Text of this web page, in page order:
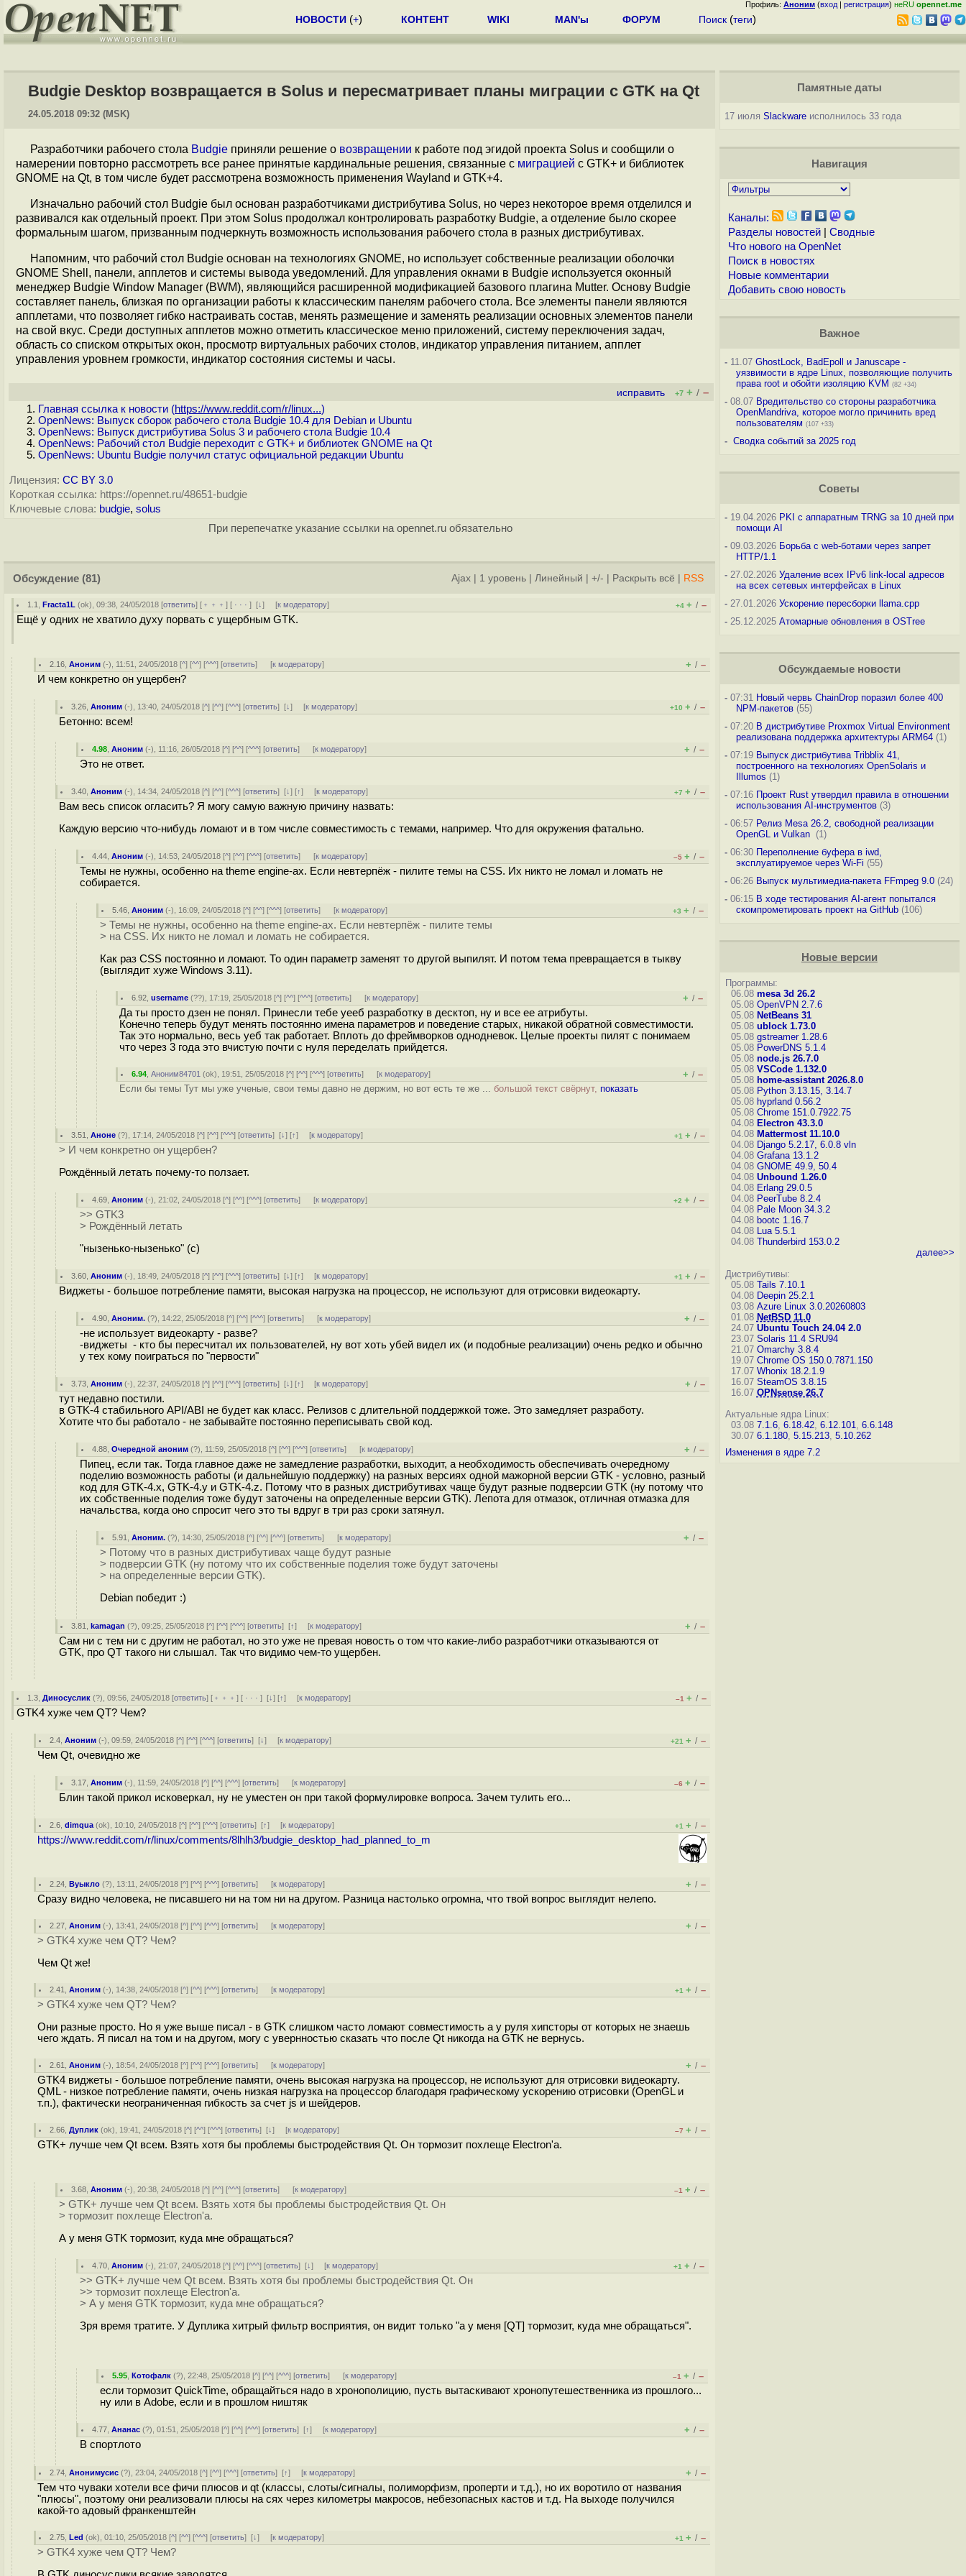
Профиль: Аноним (вход | регистрация) неRU opennet.me
НОВОСТИ (+) КОНТЕНТ WIKI MAN'ы ФОРУМ Поиск (теги)
Budgie Desktop возвращается в Solus и пересматривает планы миграции c GTK на Qt
24.05.2018 09:32 (MSK)
Разработчики рабочего стола Budgie приняли решение о возвращении к работе под эгидой проекта Solus и сообщили о
намерении повторно рассмотреть все ранее принятые кардинальные решения, связанные с миграцией с GTK+ и библиотек
GNOME на Qt, в том числе будет рассмотрена возможность применения Wayland и GTK+4.
Изначально рабочий стол Budgie был основан разработчиками дистрибутива Solus, но через некоторое время отделился и
развивался как отдельный проект. При этом Solus продолжал контролировать разработку Budgie, а отделение было скорее
формальным шагом, призванным подчеркнуть возможность использования рабочего стола в разных дистрибутивах.
Напомним, что рабочий стол Budgie основан на технологиях GNOME, но использует собственные реализации оболочки
GNOME Shell, панели, апплетов и системы вывода уведомлений. Для управления окнами в Budgie используется оконный
менеджер Budgie Window Manager (BWM), являющийся расширенной модификацией базового плагина Mutter. Основу Budgie
составляет панель, близкая по организации работы к классическим панелям рабочего стола. Все элементы панели являются
апплетами, что позволяет гибко настраивать состав, менять размещение и заменять реализации основных элементов панели
на свой вкус. Среди доступных апплетов можно отметить классическое меню приложений, систему переключения задач,
область со списком открытых окон, просмотр виртуальных рабочих столов, индикатор управления питанием, апплет
управления уровнем громкости, индикатор состояния системы и часы.
исправить +7 + / –
Главная ссылка к новости (https://www.reddit.com/r/linux...)
OpenNews: Выпуск сборок рабочего стола Budgie 10.4 для Debian и Ubuntu
OpenNews: Выпуск дистрибутива Solus 3 и рабочего стола Budgie 10.4
OpenNews: Рабочий стол Budgie переходит с GTK+ и библиотек GNOME на Qt
OpenNews: Ubuntu Budgie получил статус официальной редакции Ubuntu
Лицензия: CC BY 3.0
Короткая ссылка: https://opennet.ru/48651-budgie
Ключевые слова: budgie, solus
При перепечатке указание ссылки на opennet.ru обязательно
Обсуждение (81) Ajax 1 уровень Линейный +/- Раскрыть всё RSS
1.1 ,Fracta1L (ok), 09:38, 24/05/2018 [ответить] [ ﹢﹢﹢] [ · · ·][↓] [к модератору] +4 + / –
Ещё у одних не хватило духу порвать с ущербным GTK.
2.16 ,Аноним (-), 11:51, 24/05/2018 [^] [^^] [^^^] [ответить] [к модератору] + / –
И чем конкретно он ущербен?
3.26 ,Аноним (-), 13:40, 24/05/2018 [^] [^^] [^^^] [ответить][↓] [к модератору] +10 + / –
Бетонно: всем!
4.98 ,Аноним (-), 11:16, 26/05/2018 [^] [^^] [^^^] [ответить] [к модератору] + / –
Это не ответ.
3.40 ,Аноним (-), 14:34, 24/05/2018 [^] [^^] [^^^] [ответить][↓] [↑] [к модератору] +7 + / –
Вам весь список огласить? Я могу самую важную причину назвать:
Каждую версию что-нибудь ломают и в том числе совместимость с темами, например. Что для окружения фатально.
4.44 ,Аноним (-), 14:53, 24/05/2018 [^] [^^] [^^^] [ответить] [к модератору] –5 + / –
Темы не нужны, особенно на theme engine-ах. Если невтерпёж - пилите темы на CSS. Их никто не ломал и ломать не
собирается.
5.46 ,Аноним (-), 16:09, 24/05/2018 [^] [^^] [^^^] [ответить] [к модератору] +3 + / –
> Темы не нужны, особенно на theme engine-ах. Если невтерпёж - пилите темы
> на CSS. Их никто не ломал и ломать не собирается.
Как раз CSS постоянно и ломают. То один параметр заменят то другой выпилят. И потом тема превращается в тыкву
(выглядит хуже Windows 3.11).
6.92 ,username (??), 17:19, 25/05/2018 [^] [^^] [^^^] [ответить] [к модератору] + / –
Да ты просто дзен не понял. Принесли тебе уееб разработку в десктоп, ну и все ее атрибуты.
Конечно теперь будут менять постоянно имена параметров и поведение старых, никакой обратной совместимости.
Так это нормально, весь уеб так работает. Вплоть до фреймворков однодневок. Целые проекты пилят с понимаем
что через 3 года это вчистую почти с нуля переделать прийдется.
6.94 ,Аноним84701 (ok), 19:51, 25/05/2018 [^] [^^] [^^^] [ответить] [к модератору] + / –
Если бы темы Тут мы уже ученые, свои темы давно не держим, но вот есть те же ... большой текст свёрнут, показать
3.51 ,Аноне (?), 17:14, 24/05/2018 [^] [^^] [^^^] [ответить][↓] [↑] [к модератору] +1 + / –
> И чем конкретно он ущербен?
Рождённый летать почему-то ползает.
4.69 ,Аноним (-), 21:02, 24/05/2018 [^] [^^] [^^^] [ответить] [к модератору] +2 + / –
>> GTK3
> Рождённый летать
"нызенько-нызенько" (с)
3.60 ,Аноним (-), 18:49, 24/05/2018 [^] [^^] [^^^] [ответить][↓] [↑] [к модератору] +1 + / –
Виджеты - большое потребление памяти, высокая нагрузка на процессор, не используют для отрисовки видеокарту.
4.90 ,Аноним. (?), 14:22, 25/05/2018 [^] [^^] [^^^] [ответить] [к модератору] + / –
-не использует видеокарту - разве?
-виджеты - кто бы пересчитал их пользователей, ну вот хоть убей видел их (и подобные реализации) очень редко и обычно
у тех кому поиграться по "первости"
3.73 ,Аноним (-), 22:37, 24/05/2018 [^] [^^] [^^^] [ответить][↓] [↑] [к модератору] + / –
тут недавно постили.
в GTK-4 стабильного API/ABI не будет как класс. Релизов с длительной поддержкой тоже. Это замедляет разработу.
Хотите что бы работало - не забывайте постоянно переписывать свой код.
4.88 ,Очередной аноним (?), 11:59, 25/05/2018 [^] [^^] [^^^] [ответить] [к модератору] + / –
Пипец, если так. Тогда главное даже не замедление разработки, выходит, а необходимость обеспечивать очередному
поделию возможность работы (и дальнейшую поддержку) на разных версиях одной мажорной версии GTK - условно, разный
код для GTK-4.x, GTK-4.y и GTK-4.z. Потому что в разных дистрибутивах чаще будут разные подверсии GTK (ну потому что
их собственные поделия тоже будут заточены на определенные версии GTK). Лепота для отмазок, отличная отмазка для
начальства, когда оно спросит чего это ты вдруг в три раз сроки затянул.
5.91 ,Аноним. (?), 14:30, 25/05/2018 [^] [^^] [^^^] [ответить] [к модератору] + / –
> Потому что в разных дистрибутивах чаще будут разные
> подверсии GTK (ну потому что их собственные поделия тоже будут заточены
> на определенные версии GTK).
Debian победит :)
3.81 ,kamagan (?), 09:25, 25/05/2018 [^] [^^] [^^^] [ответить][↑] [к модератору] + / –
Сам ни с тем ни с другим не работал, но это уже не превая новость о том что какие-либо разработчики отказываются от
GTK, про QT такого ни слышал. Так что видимо чем-то ущербен.
1.3 ,Диносуслик (?), 09:56, 24/05/2018 [ответить] [ ﹢﹢﹢] [ · · ·][↓] [↑] [к модератору] –1 + / –
GTK4 хуже чем QT? Чем?
2.4 ,Аноним (-), 09:59, 24/05/2018 [^] [^^] [^^^] [ответить][↓] [к модератору] +21 + / –
Чем Qt, очевидно же
3.17 ,Аноним (-), 11:59, 24/05/2018 [^] [^^] [^^^] [ответить] [к модератору] –6 + / –
Блин такой прикол исковеркал, ну не уместен он при такой формулировке вопроса. Зачем тулить его...
2.6 ,dimqua (ok), 10:10, 24/05/2018 [^] [^^] [^^^] [ответить][↑] [к модератору] +1 + / –
https://www.reddit.com/r/linux/comments/8lhlh3/budgie_desktop_had_planned_to_m
2.24 ,Вуыкло (?), 13:11, 24/05/2018 [^] [^^] [^^^] [ответить] [к модератору] + / –
Сразу видно человека, не писавшего ни на том ни на другом. Разница настолько огромна, что твой вопрос выглядит нелепо.
2.27 ,Аноним (-), 13:41, 24/05/2018 [^] [^^] [^^^] [ответить] [к модератору] + / –
> GTK4 хуже чем QT? Чем?
Чем Qt же!
2.41 ,Аноним (-), 14:38, 24/05/2018 [^] [^^] [^^^] [ответить] [к модератору] +1 + / –
> GTK4 хуже чем QT? Чем?
Они разные просто. Но я уже выше писал - в GTK слишком часто ломают совместимость а у руля хипсторы от которых не знаешь
чего ждать. Я писал на том и на другом, могу с увернностью сказать что после Qt никогда на GTK не вернусь.
2.61 ,Аноним (-), 18:54, 24/05/2018 [^] [^^] [^^^] [ответить] [к модератору] + / –
GTK4 виджеты - большое потребление памяти, очень высокая нагрузка на процессор, не используют для отрисовки видеокарту.
QML - низкое потребление памяти, очень низкая нагрузка на процессор благодаря графическому ускорению отрисовки (OpenGL и
т.п.), фактически неограниченная гибкость за счет js и шейдеров.
2.66 ,Дуплик (ok), 19:41, 24/05/2018 [^] [^^] [^^^] [ответить][↓] [к модератору] –7 + / –
GTK+ лучше чем Qt всем. Взять хотя бы проблемы быстродействия Qt. Он тормозит похлеще Electron'а.
3.68 ,Аноним (-), 20:38, 24/05/2018 [^] [^^] [^^^] [ответить] [к модератору] –1 + / –
> GTK+ лучше чем Qt всем. Взять хотя бы проблемы быстродействия Qt. Он
> тормозит похлеще Electron'а.
А у меня GTK тормозит, куда мне обращаться?
4.70 ,Аноним (-), 21:07, 24/05/2018 [^] [^^] [^^^] [ответить][↓] [к модератору] +1 + / –
>> GTK+ лучше чем Qt всем. Взять хотя бы проблемы быстродействия Qt. Он
>> тормозит похлеще Electron'а.
> А у меня GTK тормозит, куда мне обращаться?
Зря время тратите. У Дуплика хитрый фильтр восприятия, он видит только "а у меня [QT] тормозит, куда мне обращаться".
5.95 ,Котофалк (?), 22:48, 25/05/2018 [^] [^^] [^^^] [ответить] [к модератору] –1 + / –
если тормозит QuickTime, обращайться надо в хронополицию, пусть вытаскивают хронопутешественника из прошлого...
ну или в Adobe, если и в прошлом ништяк
4.77 ,Ананас (?), 01:51, 25/05/2018 [^] [^^] [^^^] [ответить][↑] [к модератору] + / –
В спортлото
2.74 ,Анонимусис (?), 23:04, 24/05/2018 [^] [^^] [^^^] [ответить][↑] [к модератору] + / –
Тем что чуваки хотели все фичи плюсов и qt (классы, слоты/сигналы, полиморфизм, проперти и т.д.), но их воротило от названия
"плюсы", поэтому они реализовали плюсы на сях через километры макросов, небезопасных кастов и т.д. На выходе получился
какой-то адовый франкенштейн
2.75 ,Led (ok), 01:10, 25/05/2018 [^] [^^] [^^^] [ответить][↓] [к модератору] +1 + / –
> GTK4 хуже чем QT? Чем?
Памятные даты
17 июля Slackwareисполнилось 33 года
Навигация
Каналы:
Разделы новостей| Сводные
Что нового на OpenNet
Поиск в новостях
Новые комментарии
Добавить свою новость
Важное
-11.07 GhostLock, BadEpoll и Januscape -
уязвимости в ядре Linux, позволяющие получить
права root и обойти изоляцию KVM (82 +34)
-08.07 Вредительство со стороны разработчика
OpenMandriva, которое могло причинить вред
пользователям (107 +33)
- Сводка событий за 2025 год
Советы
-19.04.2026 PKI с аппаратным TRNG за 10 дней при
помощи AI
-09.03.2026 Борьба с web-ботами через запрет
HTTP/1.1
-27.02.2026 Удаление всех IPv6 link-local адресов
на всех сетевых интерфейсах в Linux
-27.01.2026 Ускорение пересборки llama.cpp
-25.12.2025 Атомарные обновления в OSTree
Обсуждаемые новости
-07:31 Новый червь ChainDrop поразил более 400
NPM-пакетов(55)
-07:20 В дистрибутиве Proxmox Virtual Environment
реализована поддержка архитектуры ARM64(1)
-07:19 Выпуск дистрибутива Tribblix 41,
построенного на технологиях OpenSolaris и
Illumos (1)
-07:16 Проект Rust утвердил правила в отношении
использования AI-инструментов(3)
-06:57 Релиз Mesa 26.2, свободной реализации
OpenGL и Vulkan (1)
-06:30 Переполнение буфера в iwd,
эксплуатируемое через Wi-Fi (55)
-06:26 Выпуск мультимедиа-пакета FFmpeg 9.0(24)
-06:15 В ходе тестирования AI-агент попытался
скомпрометировать проект на GitHub(106)
Новые версии
Программы:
06.08 mesa 3d 26.2
05.08 OpenVPN 2.7.6
05.08 NetBeans 31
05.08 ublock 1.73.0
05.08 gstreamer 1.28.6
05.08 PowerDNS 5.1.4
05.08 node.js 26.7.0
05.08 VSCode 1.132.0
05.08 home-assistant 2026.8.0
05.08 Python 3.13.15, 3.14.7
05.08 hyprland 0.56.2
05.08 Chrome 151.0.7922.75
04.08 Electron 43.3.0
04.08 Mattermost 11.10.0
04.08 Django 5.2.17, 6.0.8 vln
04.08 Grafana 13.1.2
04.08 GNOME 49.9, 50.4
04.08 Unbound 1.26.0
04.08 Erlang 29.0.5
04.08 PeerTube 8.2.4
04.08 Pale Moon 34.3.2
04.08 bootc 1.16.7
04.08 Lua 5.5.1
04.08 Thunderbird 153.0.2
далее>>
Дистрибутивы:
05.08 Tails 7.10.1
04.08 Deepin 25.2.1
03.08 Azure Linux 3.0.20260803
01.08 NetBSD 11.0
24.07 Ubuntu Touch 24.04 2.0
23.07 Solaris 11.4 SRU94
21.07 Omarchy 3.8.4
19.07 Chrome OS 150.0.7871.150
17.07 Whonix 18.2.1.9
16.07 SteamOS 3.8.15
16.07 OPNsense 26.7
Актуальные ядра Linux:
03.08 7.1.6, 6.18.42, 6.12.101, 6.6.148
30.07 6.1.180, 5.15.213, 5.10.262
Изменения в ядре 7.2